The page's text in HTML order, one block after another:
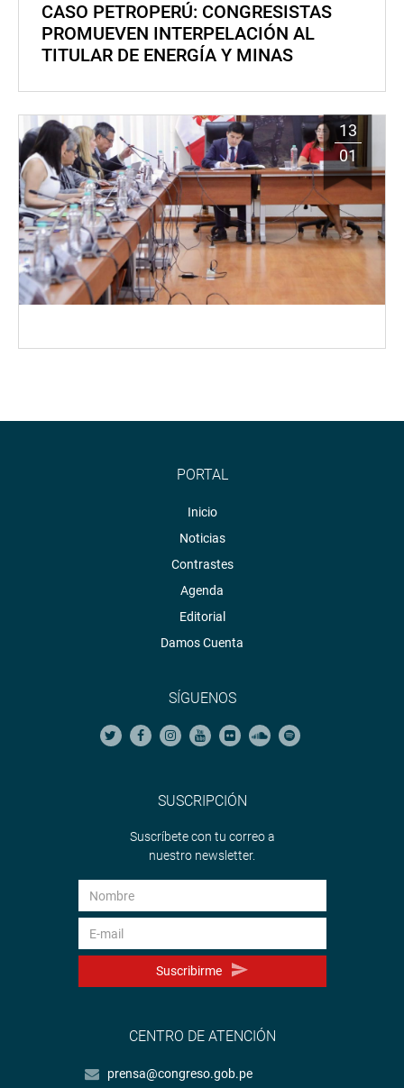
CASO PETROPERÚ: CONGRESISTAS
PROMUEVEN INTERPELACIÓN AL
TITULAR DE ENERGÍA Y MINAS
13
01
PORTAL
Inicio
Noticias
Contrastes
Agenda
Editorial
Damos Cuenta
SÍGUENOS
SUSCRIPCIÓN
Suscríbete con tu correo a
nuestro newsletter.
Suscribirme
CENTRO DE ATENCIÓN
prensa@congreso.gob.pe